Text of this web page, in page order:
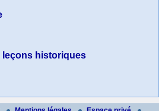
leçons historiques